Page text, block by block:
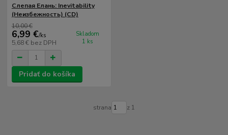
Слепая Елань: Inevitability
(Неизбежность) (CD)
10,00 €
6,99 €/ks
5,68 € bez DPH
Skladom
1 ks
Pridať do košíka
strana z 1